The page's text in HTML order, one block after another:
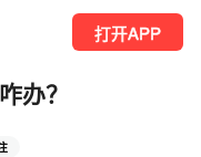
打开APP
办？